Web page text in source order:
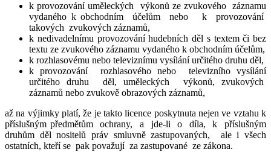
k provozování uměleckých výkonů ze zvukového záznamu
vydaného k obchodním účelům nebo k provozování
takových zvukových záznamů,
k nedivadelnímu provozování hudebních děl s textem či bez
textu ze zvukového záznamu vydaného k obchodním účelům,
k rozhlasovému nebo televiznímu vysílání určitého druhu děl,
k provozování rozhlasového nebo televizního vysílání
určitého druhu děl, uměleckých výkonů, zvukových
záznamů nebo zvukově obrazových záznamů,
až na výjimky platí, že je takto licence poskytnuta nejen ve vztahu k
příslušným předmětům ochrany, a jde-li o díla, k příslušným
druhům děl nositelů práv smluvně zastupovaných, ale i všech
ostatních, kteří se pak považují za zastupované ze zákona.